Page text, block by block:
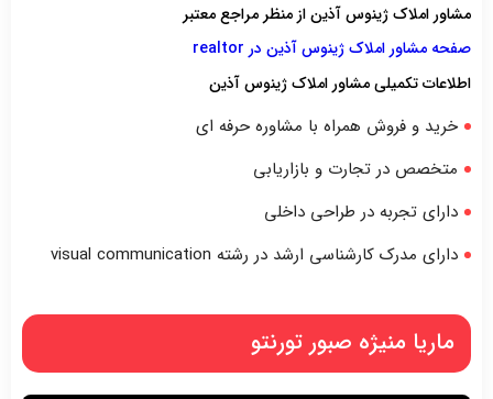
مشاور املاک ژینوس آذین از منظر مراجع معتبر
صفحه مشاور املاک ژینوس آذین در realtor
اطلاعات تکمیلی مشاور املاک ژینوس آذین
خرید و فروش همراه با مشاوره حرفه ای
متخصص در تجارت و بازاریابی
دارای تجربه در طراحی داخلی
دارای مدرک کارشناسی ارشد در رشته visual communication
ماریا منیژه صبور تورنتو